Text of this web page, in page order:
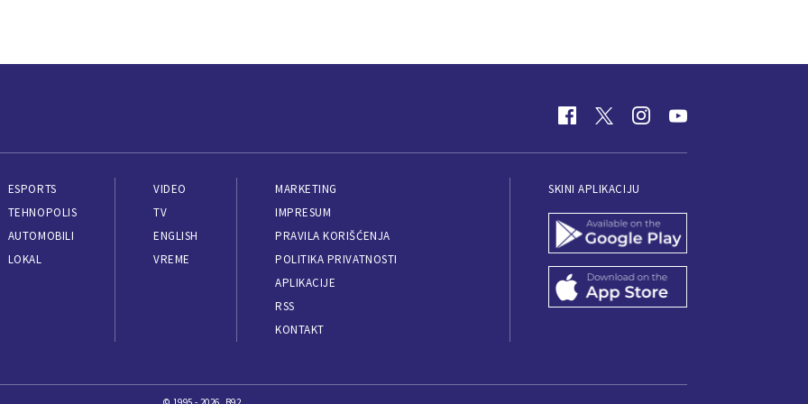
ESPORTS
TEHNOPOLIS
AUTOMOBILI
LOKAL
VIDEO
TV
ENGLISH
VREME
MARKETING
IMPRESUM
PRAVILA KORIŠĆENJA
POLITIKA PRIVATNOSTI
APLIKACIJE
RSS
KONTAKT
SKINI APLIKACIJU